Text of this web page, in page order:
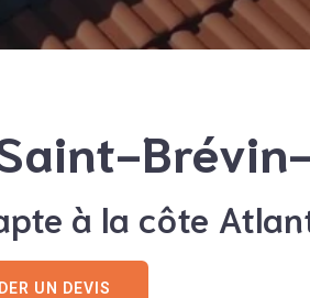
à la côte
UN DEVIS